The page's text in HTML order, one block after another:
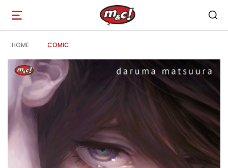
Open
navigation
HOME COMIC